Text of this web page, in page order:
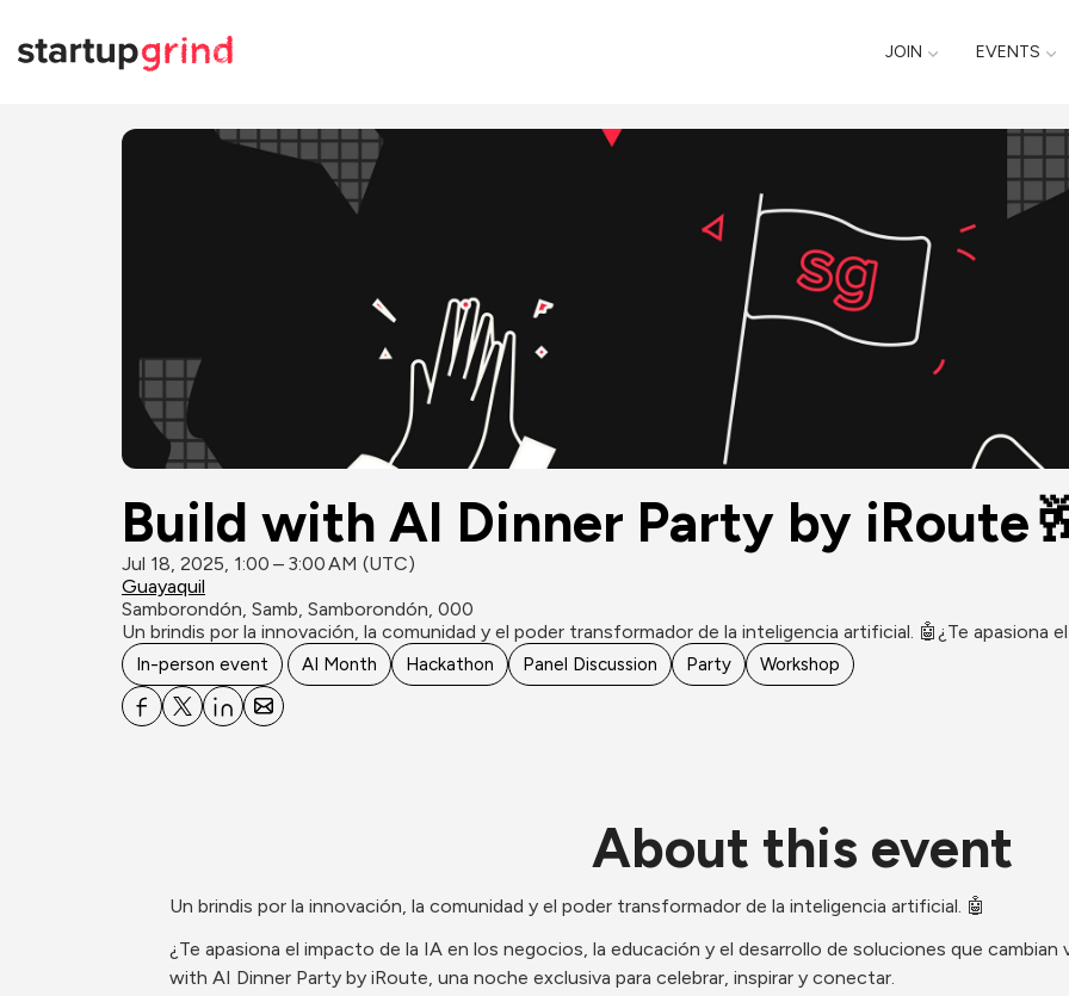
JOIN EVENTS
Build with AI Dinner Party by
Jul 18, 2025, 1:00 – 3:00 AM (UTC)
Guayaquil
Samborondón, Samb, Samborondón, 000
​Un brindis por la innovación, la comunidad y el poder transformador de la inteligencia artificial. 🤖​¿Te apasiona el
In-person event AI Month Hackathon Panel Discussion Party Workshop
About this event
​Un brindis por la innovación, la comunidad y el poder transformador de la inteligencia artificial. 🤖
​¿Te apasiona el impacto de la IA en los negocios, la educación y el desarrollo de soluciones que
with AI Dinner Party by iRoute, una noche exclusiva para celebrar, inspirar y conectar.